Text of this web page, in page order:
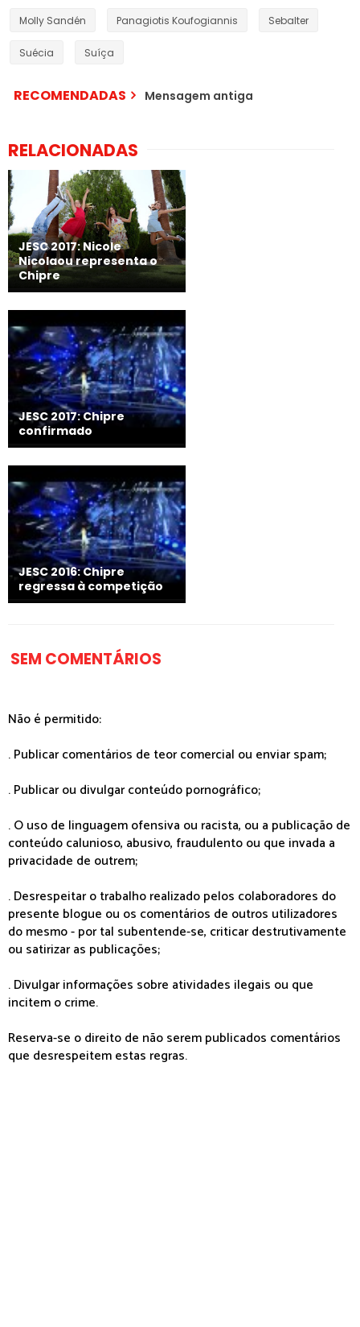
Molly Sandén Panagiotis Koufogiannis Sebalter
Suécia Suíça
RECOMENDADAS Mensagem antiga
RELACIONADAS
JESC 2017: Nicole
Nicolaou representa o
Chipre
JESC 2017: Chipre
confirmado
JESC 2016: Chipre
regressa à competição
SEM COMENTÁRIOS
Não é permitido:
. Publicar comentários de teor comercial ou enviar spam;
. Publicar ou divulgar conteúdo pornográfico;
. O uso de linguagem ofensiva ou racista, ou a publicação de
conteúdo calunioso, abusivo, fraudulento ou que invada a
privacidade de outrem;
. Desrespeitar o trabalho realizado pelos colaboradores do
presente blogue ou os comentários de outros utilizadores
do mesmo - por tal subentende-se, criticar destrutivamente
ou satirizar as publicações;
. Divulgar informações sobre atividades ilegais ou que
incitem o crime.
Reserva-se o direito de não serem publicados comentários
que desrespeitem estas regras.